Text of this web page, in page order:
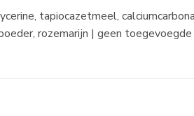
tapiocazetmeel,
rozemarijn | geen